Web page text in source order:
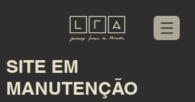
SITE EM
MANUTENÇÃO